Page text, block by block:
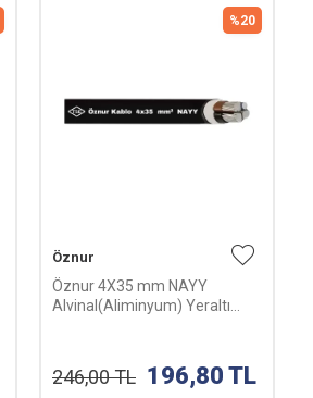
%20
Öznur
Öznur 4X35 mm NAYY
Alvinal(Aliminyum) Yeraltı
246,00TL 196,80 TL